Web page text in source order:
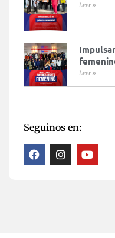
Leer »
Leer »
Seguinos en: